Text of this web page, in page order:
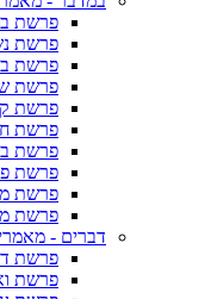
פרשת
פרשת
פרשת
פרשת
פרשת
פרשת
פרשת
פרשת
פרשת
פרשת
דברים -
פרשת
פרשת